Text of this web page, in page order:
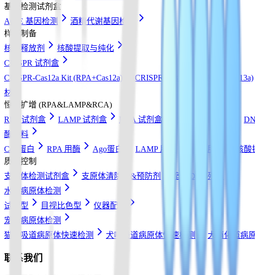
基因检测试剂盒
ApoE 基因检测
酒精代谢基因检测
样本制备
核酸释放剂
核酸提取与纯化
CRISPR 试剂盒
CRISPR-Cas12a Kit (RPA+Cas12a)
CRISPR-Cas13a Kit (RPA+Cas13a)
材
恒温扩增 (RPA&LAMP&RCA)
RPA 试剂盒
LAMP 试剂盒 RCA 试剂盒
酶原料
Cas 蛋白
RPA 用酶 Ago蛋白 LAMP 用酶 RCA 用酶 核
质量控制
支原体检测试剂盒
支原体清除剂&预防剂
宿主DNA残留
水产病原体检测
试纸型
目视比色型
仪器配件
宠物病原体检测
猫呼吸道病原体快速检测
犬呼吸道病原体快速检测 犬消化道病
联系我们